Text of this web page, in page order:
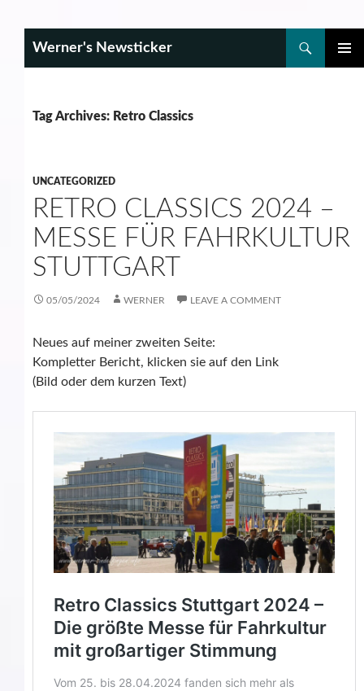
Werner's Newsticker
Tag Archives: Retro Classics
UNCATEGORIZED
RETRO CLASSICS 2024 –
MESSE FÜR FAHRKULTUR
STUTTGART
05/05/2024 WERNER LEAVE A COMMENT
Neues auf meiner zweiten Seite:
Kompletter Bericht, klicken sie auf den Link
(Bild oder dem kurzen Text)